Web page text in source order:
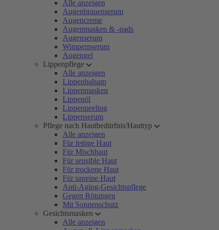
Alle anzeigen
Augenbrauenserum
Augencreme
Augenmasken & -pads
Augenserum
Wimpernserum
Augengel
Lippenpflege
Alle anzeigen
Lippenbalsam
Lippenmasken
Lippenöl
Lippenpeeling
Lippenserum
Pflege nach Hautbedürfnis/Hauttyp
Alle anzeigen
Für fettige Haut
Für Mischhaut
Für sensible Haut
Für trockene Haut
Für unreine Haut
Anti-Aging-Gesichtspflege
Gegen Rötungen
Mit Sonnenschutz
Gesichtsmasken
Alle anzeigen